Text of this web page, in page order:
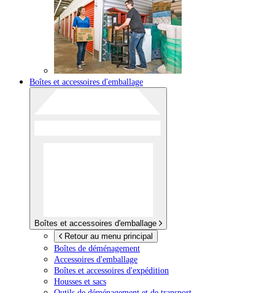
Boîtes et accessoires d'emballage
Boîtes et accessoires d'emballage
Retour au menu principal
Boîtes de déménagement
Accessoires d'emballage
Boîtes et accessoires d'expédition
Housses et sacs